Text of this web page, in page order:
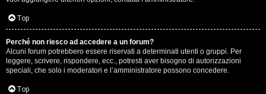
Top
Perché non riesco ad accedere a un forum?
Alcuni forum potrebbero essere riservati a determinati utenti o gruppi. Per
leggere, scrivere, rispondere, ecc., potresti aver bisogno di autorizzazioni
speciali, che solo i moderatori e l’amministratore possono concedere.
Top
o
.
.
.